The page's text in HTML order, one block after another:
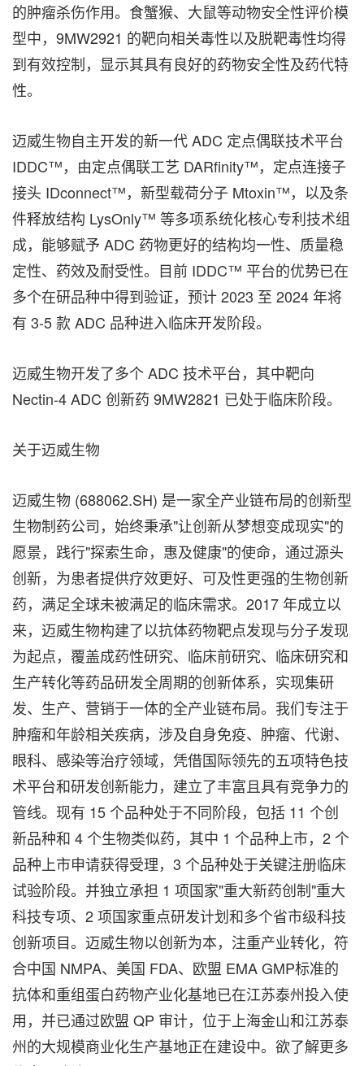
的肿瘤杀伤作用。食蟹猴、大鼠等动物安全性评价模
型中，9MW2921 的靶向相关毒性以及脱靶毒性均得
到有效控制，显示其具有良好的药物安全性及药代特
性。
迈威生物自主开发的新一代 ADC 定点偶联技术平台
IDDC™，由定点偶联工艺 DARfinity™，定点连接子
接头 IDconnect™，新型载荷分子 Mtoxin™，以及条
件释放结构 LysOnly™ 等多项系统化核心专利技术组
成，能够赋予 ADC 药物更好的结构均一性、质量稳
定性、药效及耐受性。目前 IDDC™ 平台的优势已在
多个在研品种中得到验证，预计 2023 至 2024 年将
有 3-5 款 ADC 品种进入临床开发阶段。
迈威生物开发了多个 ADC 技术平台，其中靶向
Nectin-4 ADC 创新药 9MW2821 已处于临床阶段。
关于迈威生物
迈威生物 (688062.SH) 是一家全产业链布局的创新型
生物制药公司，始终秉承"让创新从梦想变成现实"的
愿景，践行"探索生命，惠及健康"的使命，通过源头
创新，为患者提供疗效更好、可及性更强的生物创新
药，满足全球未被满足的临床需求。2017 年成立以
来，迈威生物构建了以抗体药物靶点发现与分子发现
为起点，覆盖成药性研究、临床前研究、临床研究和
生产转化等药品研发全周期的创新体系，实现集研
发、生产、营销于一体的全产业链布局。我们专注于
肿瘤和年龄相关疾病，涉及自身免疫、肿瘤、代谢、
眼科、感染等治疗领域，凭借国际领先的五项特色技
术平台和研发创新能力，建立了丰富且具有竞争力的
管线。现有 15 个品种处于不同阶段，包括 11 个创
新品种和 4 个生物类似药，其中 1 个品种上市，2 个
品种上市申请获得受理，3 个品种处于关键注册临床
试验阶段。并独立承担 1 项国家"重大新药创制"重大
科技专项、2 项国家重点研发计划和多个省市级科技
创新项目。迈威生物以创新为本，注重产业转化，符
合中国 NMPA、美国 FDA、欧盟 EMA GMP标准的
抗体和重组蛋白药物产业化基地已在江苏泰州投入使
用，并已通过欧盟 QP 审计，位于上海金山和江苏泰
州的大规模商业化生产基地正在建设中。欲了解更多